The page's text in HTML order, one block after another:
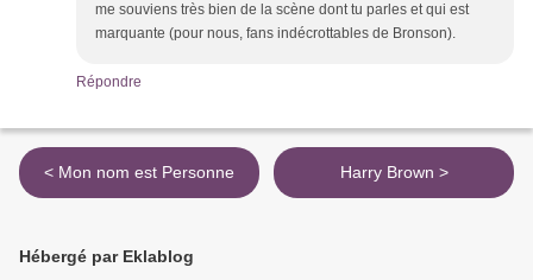
me souviens très bien de la scène dont tu parles et qui est
marquante (pour nous, fans indécrottables de Bronson).
Répondre
< Mon nom est Personne Harry Brown >
Hébergé par Eklablog